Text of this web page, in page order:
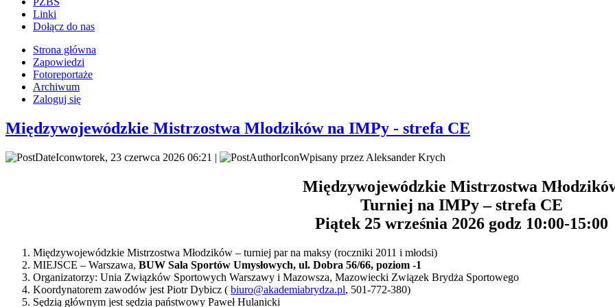
Linki
Dołącz do nas
Strona główna
Zapowiedzi
Fotoreportaże
Archiwum
Zaloguj się
Międzywojewódzkie Mistrzostwa Mlodzików na IMPy - strefa CE
wtorek, 23 czerwca 2026 06:21 | Wpisany przez Aleksander Krych
Międzywojewódzkie Mistrzostwa
Turniej na IMPy – strefa CE
Piątek 25 września 2026 godz 10:00-15:00
Międzywojewódzkie Mistrzostwa Młodzików – turniej par na maksy (roczniki 2011 i młodsi)
MIEJSCE – Warszawa, BUW Sala Sportów Umysłowych, ul. Dobra 56/66, poziom -1
Organizatorzy: Unia Związków Sportowych Warszawy i Mazowsza, Mazowiecki Związek Brydża Sportowego
Koordynatorem zawodów jest Piotr Dybicz ( biuro@akademiabrydza.pl, 501-772-380)
Sędzią głównym jest sędzia państwowy Paweł Hulanicki